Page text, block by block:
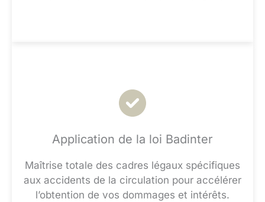
Application de la loi Badinter
Maîtrise totale des cadres légaux spécifiques
aux accidents de la circulation pour accélérer
l’obtention de vos dommages et intérêts.